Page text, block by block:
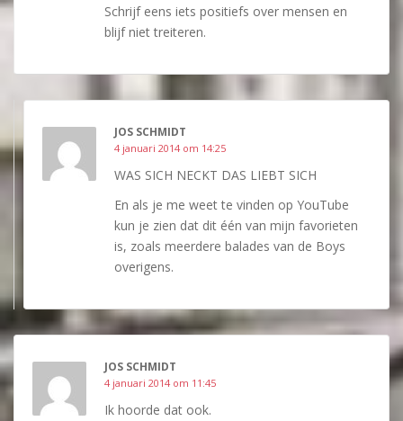
Schrijf eens iets positiefs over mensen en
blijf niet treiteren.
JOS SCHMIDT
4 januari 2014 om 14:25
WAS SICH NECKT DAS LIEBT SICH
En als je me weet te vinden op YouTube
kun je zien dat dit één van mijn favorieten
is, zoals meerdere balades van de Boys
overigens.
JOS SCHMIDT
4 januari 2014 om 11:45
Ik hoorde dat ook.